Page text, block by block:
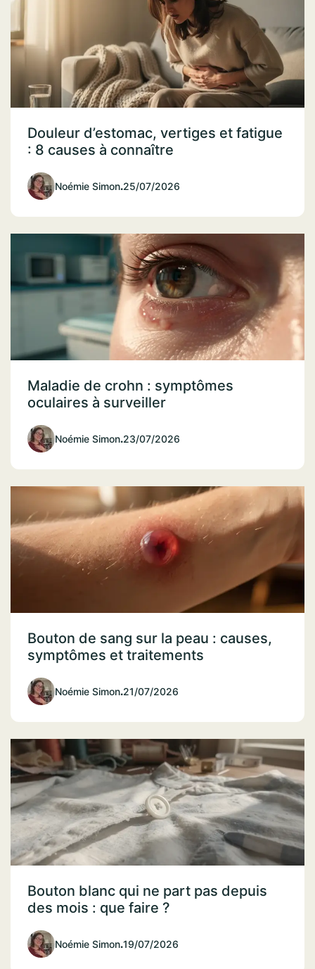
Douleur d’estomac, vertiges et fatigue
: 8 causes à connaître
Noémie Simon.25/07/2026
Maladie de crohn : symptômes
oculaires à surveiller
Noémie Simon.23/07/2026
Bouton de sang sur la peau : causes,
symptômes et traitements
Noémie Simon.21/07/2026
Bouton blanc qui ne part pas depuis
des mois : que faire ?
Noémie Simon.19/07/2026